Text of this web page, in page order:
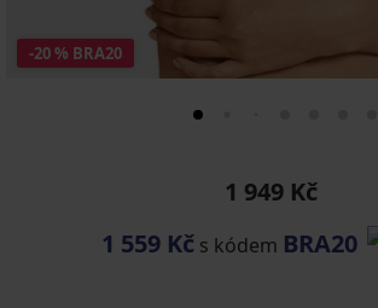
-20 % BRA20
1 949 Kč
1 559 Kč s kódem BRA20